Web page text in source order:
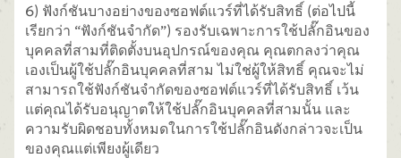
6) ฟังก์ชันบางอย่างของซอฟต์แวร์ที่ได้รับสิทธิ์ (ต่อไปนี้
เรียกว่า “ฟังก์ชันจำกัด”) รองรับเฉพาะการใช้ปลั๊กอินของ
บุคคลที่สามที่ติดตั้งบนอุปกรณ์ของคุณ คุณตกลงว่าคุณ
เองเป็นผู้ใช้ปลั๊กอินบุคคลที่สาม ไม่ใช่ผู้ให้สิทธิ์ คุณจะไม่
สามารถใช้ฟังก์ชันจำกัดของซอฟต์แวร์ที่ได้รับสิทธิ์ เว้น
แต่คุณได้รับอนุญาตให้ใช้ปลั๊กอินบุคคลที่สามนั้น และ
ความรับผิดชอบทั้งหมดในการใช้ปลั๊กอินดังกล่าวจะเป็น
ของคุณแต่เพียงผู้เดียว